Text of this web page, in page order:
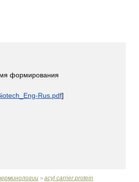
формирования
Eng-Rus pdf]
> acyl carrier protein